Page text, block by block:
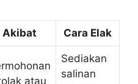
Akibat Cara Elak
atau
Sediakan
salinan